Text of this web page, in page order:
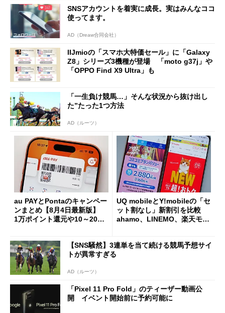
SNSアカウントを着実に成長。実はみんなココ
使ってます。
AD（Dreaw合同会社）
IIJmioの「スマホ大特価セール」に「Galaxy
Z8」シリーズ3機種が登場 「moto g37j」や
「OPPO Find X9 Ultra」も
「一生負け競馬…」そんな状況から抜け出し
た”たった1つ方法
AD（ルーツ）
au PAYとPontaのキャンペー
ンまとめ【8月4日最新版】
1万ポイント還元や10～20％
UQ mobileとY!mobileの「セ
ット割なし」新割引を比較
ahamo、LINEMO、楽天モバ
【SNS騒然】3連単を当て続ける競馬予想サイ
トが異常すぎる
AD（ルーツ）
「Pixel 11 Pro Fold」のティーザー動画公
開 イベント開始前に予約可能に